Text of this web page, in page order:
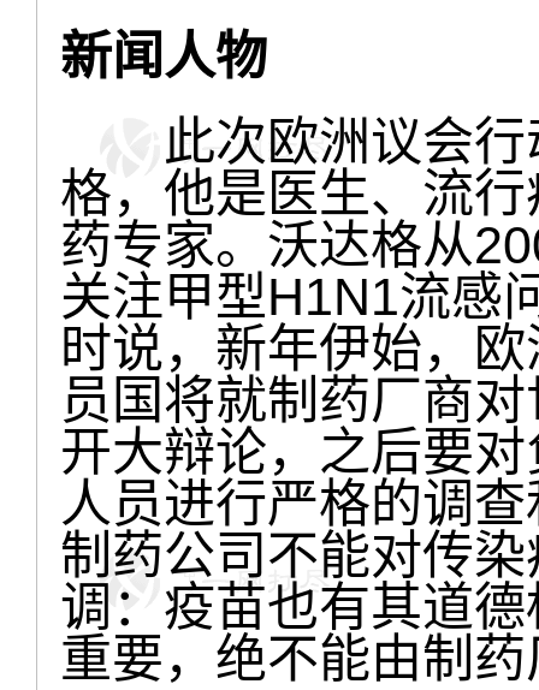
新闻人物
此次欧洲议会行
格，他是医生、流
药专家。沃达格从
关注甲型H1N1流感
时说，新年伊始，
员国将就制药厂商
开大辩论，之后要
人员进行严格的调
制药公司不能对传
调：疫苗也有其道
重要，绝不能由制